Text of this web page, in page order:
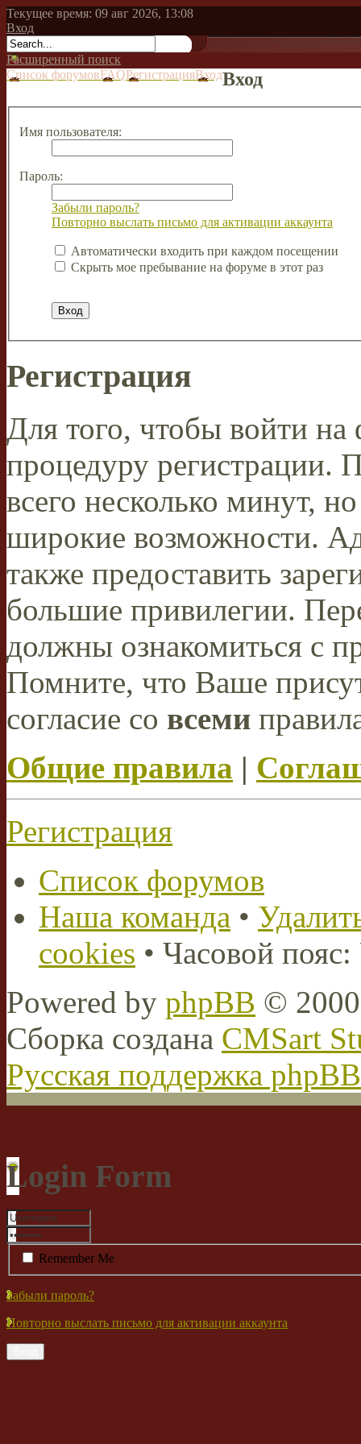
Текущее время: 09 авг 2026, 13:08
Вход
Расширенный поиск
Список форумовFAQРегистрацияВходВход
Имя пользователя:
Пароль:
Забыли пароль?
Повторно выслать письмо для активации аккаунта
Автоматически входить при каждом посещении
Скрыть мое пребывание на форуме в этот раз
Регистрация
Для того, чтобы войти
процедуру регистрации.
всего несколько минут,
широкие возможности.
также предоставить
большие привилегии.
должны ознакомиться с
Помните, что Ваше
согласие со всеми
Общие правила |
Регистрация
Список форумов
Наша команда •
cookies • Часовой
Powered by phpBB ©
Сборка создана CMSart
Русская поддержка phpBB
Login Form
Remember Me
Забыли пароль?
Повторно выслать письмо для активации аккаунта